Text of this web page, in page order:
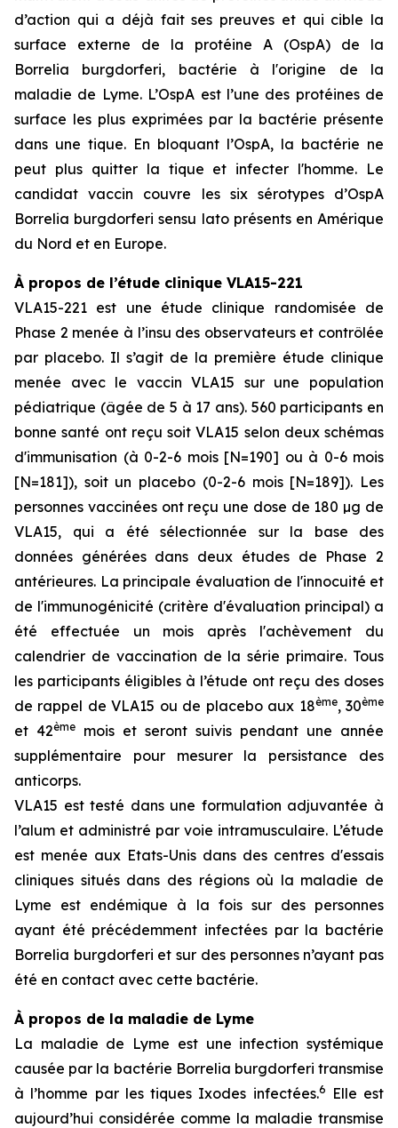
d’action qui a déjà fait ses preuves et qui cible la
surface externe de la protéine A (OspA) de la
Borrelia burgdorferi, bactérie à l'origine de la
maladie de Lyme. L’OspA est l’une des protéines de
surface les plus exprimées par la bactérie présente
dans une tique. En bloquant l’OspA, la bactérie ne
peut plus quitter la tique et infecter l'homme. Le
candidat vaccin couvre les six sérotypes d’OspA
Borrelia burgdorferi sensu lato présents en Amérique
du Nord et en Europe.
À propos de l’étude clinique VLA15-221
VLA15-221 est une étude clinique randomisée de
Phase 2 menée à l’insu des observateurs et contrôlée
par placebo. Il s’agit de la première étude clinique
menée avec le vaccin VLA15 sur une population
pédiatrique (âgée de 5 à 17 ans). 560 participants en
bonne santé ont reçu soit VLA15 selon deux schémas
d'immunisation (à 0-2-6 mois [N=190] ou à 0-6 mois
[N=181]), soit un placebo (0-2-6 mois [N=189]). Les
personnes vaccinées ont reçu une dose de 180 µg de
VLA15, qui a été sélectionnée sur la base des
données générées dans deux études de Phase 2
antérieures. La principale évaluation de l'innocuité et
de l'immunogénicité (critère d'évaluation principal) a
été effectuée un mois après l'achèvement du
calendrier de vaccination de la série primaire. Tous
les participants éligibles à l’étude ont reçu des doses
de rappel de VLA15 ou de placebo aux 18ème, 30ème
et 42ème
mois et seront suivis pendant une année
supplémentaire pour mesurer la persistance des
anticorps.
VLA15 est testé dans une formulation adjuvantée à
l’alum et administré par voie intramusculaire. L’étude
est menée aux Etats-Unis dans des centres d'essais
cliniques situés dans des régions où la maladie de
Lyme est endémique à la fois sur des personnes
ayant été précédemment infectées par la bactérie
Borrelia burgdorferi et sur des personnes n’ayant pas
été en contact avec cette bactérie.
À propos de la maladie de Lyme
La maladie de Lyme est une infection systémique
causée par la bactérie Borrelia burgdorferi transmise
à l’homme par les tiques Ixodes infectées.6
Elle est
aujourd’hui considérée comme la maladie transmise